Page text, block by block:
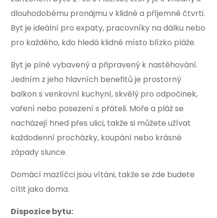
dlouhodobému pronájmu v klidné a příjemné čtvrti.
Byt je ideální pro expaty, pracovníky na dálku nebo
pro každého, kdo hledá klidné místo blízko pláže.
Byt je plně vybavený a připravený k nastěhování.
Jedním z jeho hlavních benefitů je prostorný
balkon s venkovní kuchyní, skvělý pro odpočinek,
vaření nebo posezení s přáteli. Moře a pláž se
nacházejí hned přes ulici, takže si můžete užívat
každodenní procházky, koupání nebo krásné
západy slunce.
Domácí mazlíčci jsou vítáni, takže se zde budete
cítit jako doma.
Dispozice bytu: